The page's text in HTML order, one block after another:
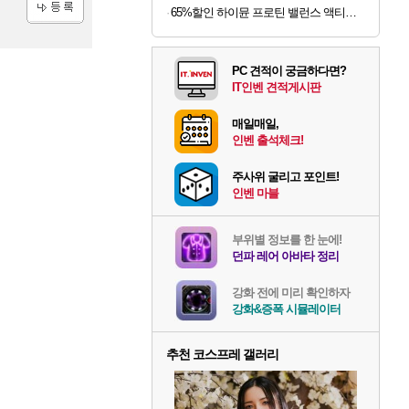
65%할인 하이뮨 프로틴 밸런스 액티브 제로, 밀크쉐이크, 250ml, 18개
PC 견적이 궁금하다면?
IT인벤 견적게시판
매일매일,
인벤 출석체크!
주사위 굴리고 포인트!
인벤 마블
부위별 정보를 한 눈에!
던파 레어 아바타 정리
강화 전에 미리 확인하자
강화&증폭 시뮬레이터
추천 코스프레 갤러리